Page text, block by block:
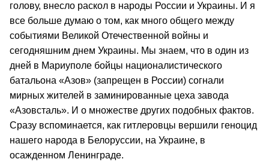
голову, внесло раскол в народы России и Украины. И я
все больше думаю о том, как много общего между
событиями Великой Отечественной войны и
сегодняшним днем Украины. Мы знаем, что в один из
дней в Мариуполе бойцы националистического
батальона «Азов» (запрещен в России) согнали
мирных жителей в заминированные цеха завода
«Азовсталь». И о множестве других подобных фактов.
Сразу вспоминается, как гитлеровцы вершили геноцид
нашего народа в Белоруссии, на Украине, в
осажденном Ленинграде.